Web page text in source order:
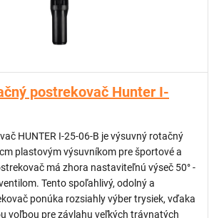
postrekovač Hunter I-25 - # 28 čierna
postrekovače I-25
postrekovač Hunter I-
HUNTER I-25-06-B je výsuvný rotačný
plastovým výsuvníkom pre športové a
má zhora nastaviteľnú výseč 50° -
Tento spoľahlivý, odolný a
ponúka rozsiahly výber trysiek, vďaka
voľbou pre závlahu veľkých trávnatých